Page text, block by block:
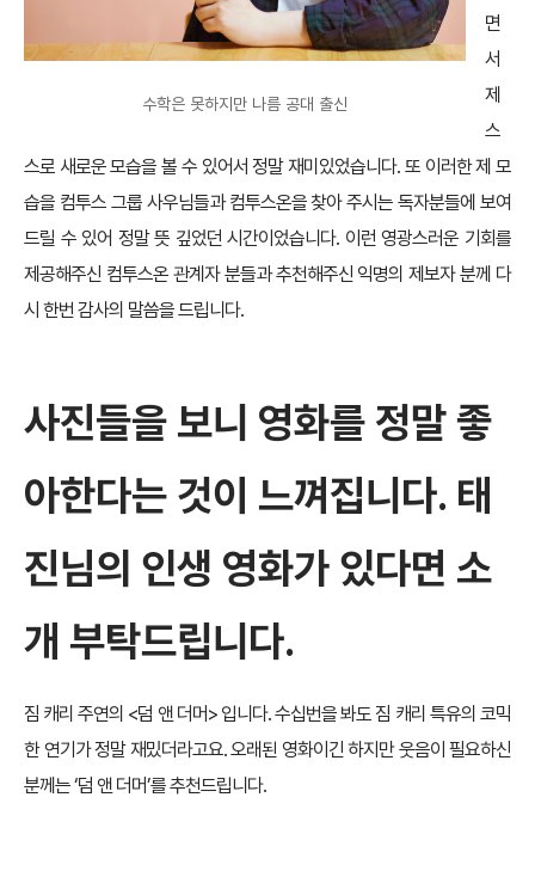
수학은 못하지만 나름 공대 출신
면
서
제
스
스로 새로운 모습을 볼 수 있어서 정말 재미있었습니다. 또 이러한 제 모
습을 컴투스 그룹 사우님들과 컴투스온을 찾아 주시는 독자분들에 보여
드릴 수 있어 정말 뜻 깊었던 시간이었습니다. 이런 영광스러운 기회를
제공해주신 컴투스온 관계자 분들과 추천해주신 익명의 제보자 분께 다
시 한번 감사의 말씀을 드립니다.
사진들을 보니 영화를 정말 좋
아한다는 것이 느껴집니다. 태
진님의 인생 영화가 있다면 소
개 부탁드립니다.
짐 캐리 주연의 <덤 앤 더머> 입니다. 수십번을 봐도 짐 캐리 특유의 코믹
한 연기가 정말 재밌더라고요. 오래된 영화이긴 하지만 웃음이 필요하신
분께는 ‘덤 앤 더머’를 추천드립니다.